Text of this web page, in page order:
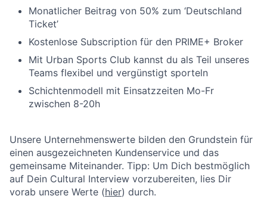
Monatlicher Beitrag von 50% zum ‘Deutschland
Ticket’
Kostenlose Subscription für den PRIME+ Broker
Mit Urban Sports Club kannst du als Teil unseres
Teams flexibel und vergünstigt sporteln
Schichtenmodell mit Einsatzzeiten Mo-Fr
zwischen 8-20h
Unsere Unternehmenswerte bilden den Grundstein für
einen ausgezeichneten Kundenservice und das
gemeinsame Miteinander. Tipp: Um Dich bestmöglich
auf Dein Cultural Interview vorzubereiten, lies Dir
vorab unsere Werte (hier) durch.